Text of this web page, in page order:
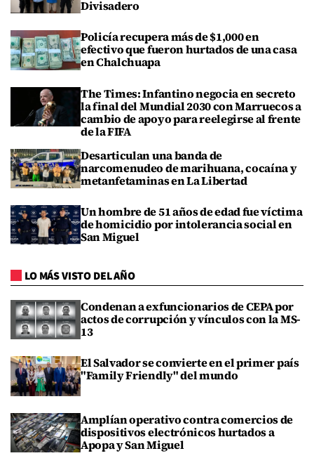
Divisadero
Policía recupera más de $1,000 en
efectivo que fueron hurtados de una casa
en Chalchuapa
The Times: Infantino negocia en secreto
la final del Mundial 2030 con Marruecos a
cambio de apoyo para reelegirse al frente
de la FIFA
Desarticulan una banda de
narcomenudeo de marihuana, cocaína y
metanfetaminas en La Libertad
Un hombre de 51 años de edad fue víctima
de homicidio por intolerancia social en
San Miguel
LO MÁS VISTO DEL AÑO
Condenan a exfuncionarios de CEPA por
actos de corrupción y vínculos con la MS-
13
El Salvador se convierte en el primer país
"Family Friendly" del mundo
Amplían operativo contra comercios de
dispositivos electrónicos hurtados a
Apopa y San Miguel